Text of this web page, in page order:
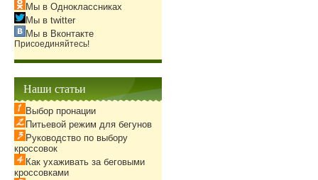
Мы в Одноклассниках
Мы в twitter
Мы в Вконтакте
Присоединяйтесь!
Наши статьи
Выбор пронации
Питьевой режим для бегунов
Руководство по выбору
кроссовок
Как ухаживать за беговыми
кроссовками